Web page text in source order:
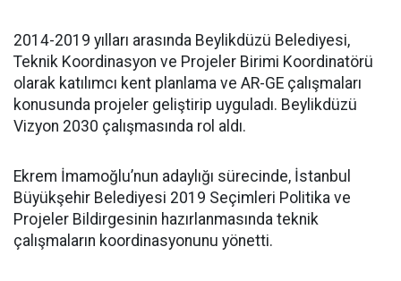
2014-2019 yılları arasında Beylikdüzü Belediyesi,
Teknik Koordinasyon ve Projeler Birimi Koordinatörü
olarak katılımcı kent planlama ve AR-GE çalışmaları
konusunda projeler geliştirip uyguladı. Beylikdüzü
Vizyon 2030 çalışmasında rol aldı.
Ekrem İmamoğlu’nun adaylığı sürecinde, İstanbul
Büyükşehir Belediyesi 2019 Seçimleri Politika ve
Projeler Bildirgesinin hazırlanmasında teknik
çalışmaların koordinasyonunu yönetti.